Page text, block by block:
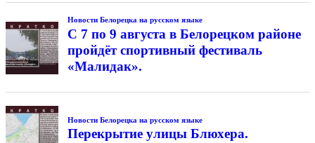
Новости Белорецка на русском языке
С 7 по 9 августа в Белорецком районе
пройдёт спортивный фестиваль
«Малидак».
Новости Белорецка на русском языке
Перекрытие улицы Блюхера.